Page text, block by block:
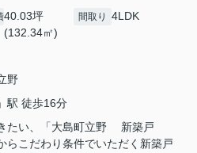
40.03坪
(132.34㎡)
間取り 4LDK
野
」駅 徒歩16分
たい、「大島町立野 新築戸
らこだわり条件でいただく新築戸